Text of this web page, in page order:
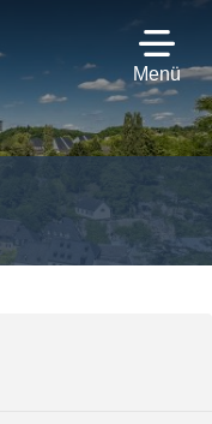
Menü